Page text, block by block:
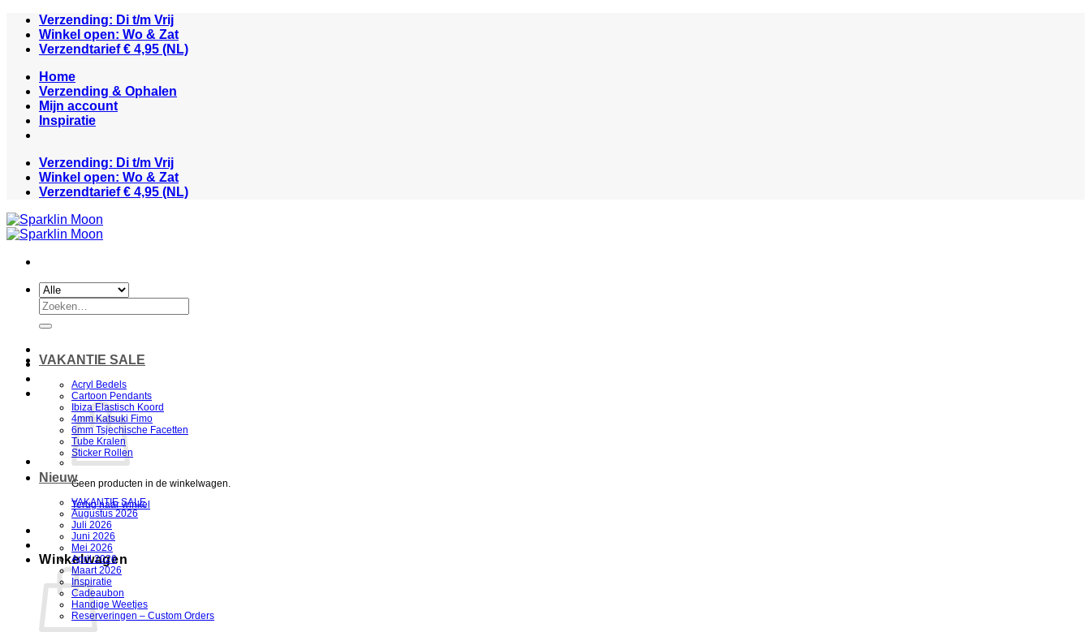
naar
inhoud
Verzending: Di t/m Vrij
Winkel open: Wo & Zat
Verzendtarief € 4,95 (NL)
Home
Verzending & Ophalen
Mijn account
Inspiratie
Verzending: Di t/m Vrij
Winkel open: Wo & Zat
Verzendtarief € 4,95 (NL)
Zoeken
naar:
Geen producten in de winkelwagen.
Terug naar winkel
Winkelwagen
VAKANTIE SALE
Acryl Bedels
Cartoon Pendants
Ibiza Elastisch Koord
4mm Katsuki Fimo
6mm Tsjechische Facetten
Tube Kralen
Sticker Rollen
Nieuw
VAKANTIE SALE
Augustus 2026
Juli 2026
Juni 2026
Mei 2026
April 2026
Maart 2026
Inspiratie
Cadeaubon
Handige Weetjes
Reserveringen – Custom Orders